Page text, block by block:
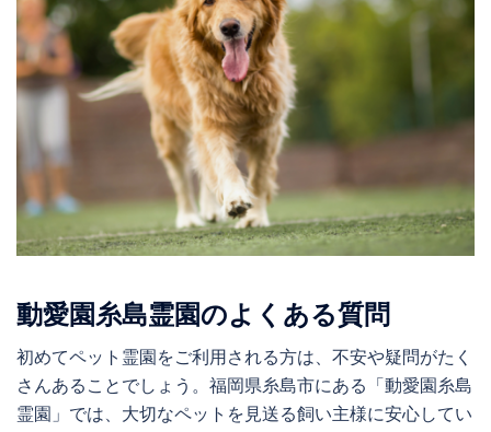
動愛園糸島霊園のよくある質問
初めてペット霊園をご利用される方は、不安や疑問がたく
さんあることでしょう。福岡県糸島市にある「動愛園糸島
霊園」では、大切なペットを見送る飼い主様に安心してい